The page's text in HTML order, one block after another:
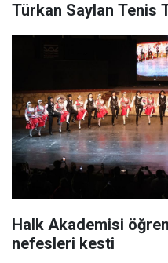
Türkan Saylan Tenis
Halk Akademisi
nefesleri kesti